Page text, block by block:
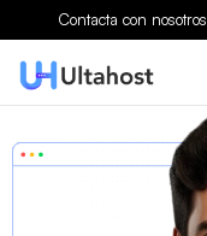
Contacta con nosotros